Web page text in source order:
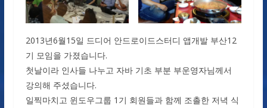
2013년6월15일 드디어 안드로이드스터디 앱개발 부산12
기 모임을 가졌습니다.
첫날이라 인사들 나누고 자바 기초 부분 부운영자님께서
강의해 주셨습니다.
일찍마치고 윈도우그룹 1기 회원들과 함께 조촐한 저녁 식